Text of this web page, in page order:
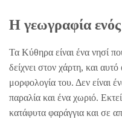
Η γεωγραφία
Τα Κύθηρα είναι ένα νησί
δείχνει στον χάρτη, και
μορφολογία του. Δεν είναι
παραλία και ένα χωριό.
κατάφυτα φαράγγια και σε